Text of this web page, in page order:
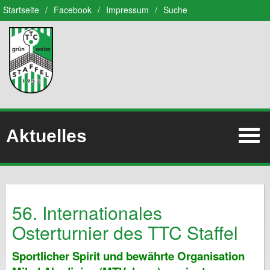
Startseite / Facebook / Impressum / Suche
Aktuelles
56. Internationales
Osterturnier des TTC Staffel
Sportlicher Spirit und bewährte Organisation